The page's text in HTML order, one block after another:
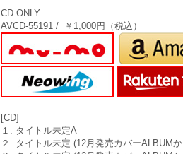
CD ONLY
AVCD-55191 / ￥1,000円（税込）
[CD]
１. タイトル未定A
２. タイトル未定 (12月発売カバーALBUM